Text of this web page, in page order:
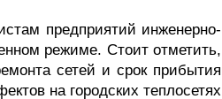
предприятий инженерно-
режиме. Стоит отметить,
сетей и срок прибытия
на городских теплосетях